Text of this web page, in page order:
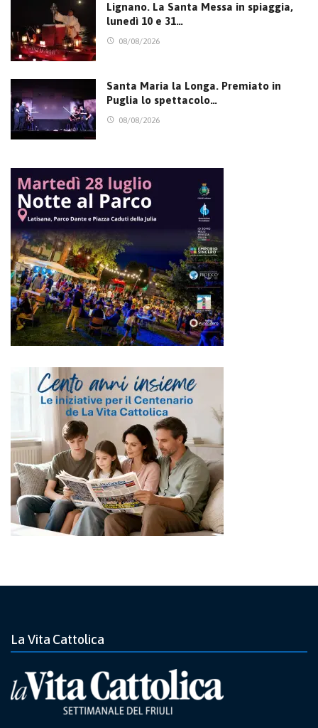
Lignano. La Santa Messa in spiaggia,
lunedì 10 e 31…
08/08/2026
Santa Maria la Longa. Premiato in
Puglia lo spettacolo…
08/08/2026
La Vita Cattolica